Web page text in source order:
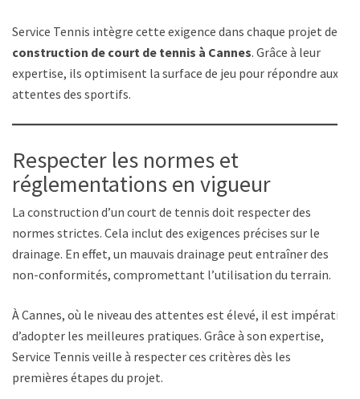
Service Tennis intègre cette exigence dans chaque projet de
construction de court de tennis à Cannes. Grâce à leur
expertise, ils optimisent la surface de jeu pour répondre aux
attentes des sportifs.
Respecter les normes et
réglementations en vigueur
La construction d’un court de tennis doit respecter des
normes strictes. Cela inclut des exigences précises sur le
drainage. En effet, un mauvais drainage peut entraîner des
non-conformités, compromettant l’utilisation du terrain.
À Cannes, où le niveau des attentes est élevé, il est impératif
d’adopter les meilleures pratiques. Grâce à son expertise,
Service Tennis veille à respecter ces critères dès les
premières étapes du projet.